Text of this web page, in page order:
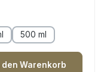
500 ml
ein oder benutze die
den Warenkorb